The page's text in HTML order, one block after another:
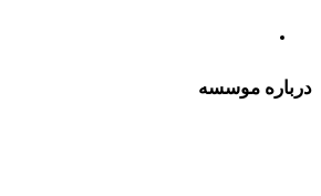
درباره موسسه